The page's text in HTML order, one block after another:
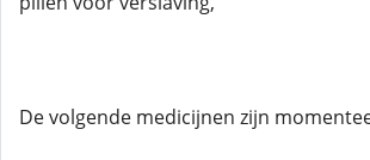
De volgende medicijnen zijn